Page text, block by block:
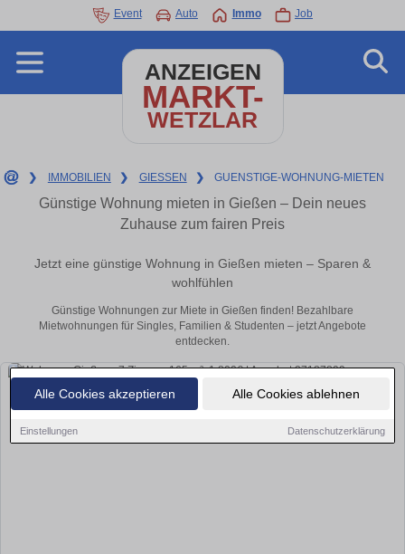
Alle Cookies akzeptieren Alle Cookies ablehnen
Einstellungen Datenschutzerklärung
Event Auto Immo Job
ANZEIGEN
MARKT-
WETZLAR
❯ IMMOBILIEN ❯ GIESSEN ❯ GUENSTIGE-WOHNUNG-MIETEN
Günstige Wohnung mieten in Gießen – Dein neues
Zuhause zum fairen Preis
Jetzt eine günstige Wohnung in Gießen mieten – Sparen &
wohlfühlen
Günstige Wohnungen zur Miete in Gießen finden! Bezahlbare
Mietwohnungen für Singles, Familien & Studenten – jetzt Angebote
entdecken.